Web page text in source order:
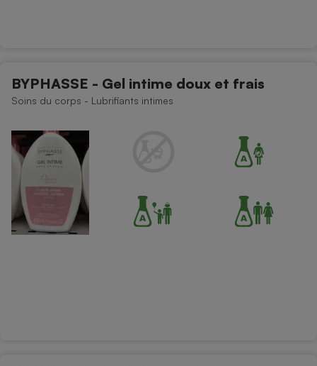
BYPHASSE - Gel intime doux et frais
Soins du corps - Lubrifiants intimes